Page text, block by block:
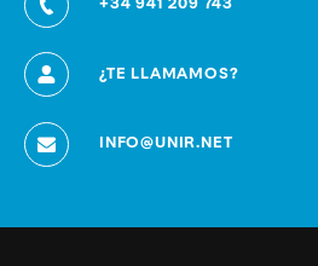
+34 941 209 743
¿TE LLAMAMOS?
INFO@UNIR.NET